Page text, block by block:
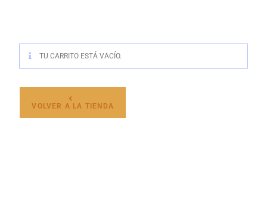
TU CARRITO ESTÁ VACÍO.
VOLVER A LA TIENDA